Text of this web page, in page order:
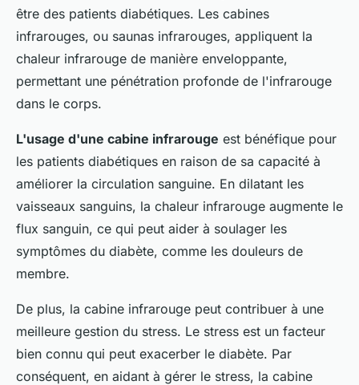
être des patients diabétiques. Les cabines
infrarouges, ou saunas infrarouges, appliquent la
chaleur infrarouge de manière enveloppante,
permettant une pénétration profonde de l'infrarouge
dans le corps.
L'usage d'une cabine infrarouge est bénéfique pour
les patients diabétiques en raison de sa capacité à
améliorer la circulation sanguine. En dilatant les
vaisseaux sanguins, la chaleur infrarouge augmente le
flux sanguin, ce qui peut aider à soulager les
symptômes du diabète, comme les douleurs de
membre.
De plus, la cabine infrarouge peut contribuer à une
meilleure gestion du stress. Le stress est un facteur
bien connu qui peut exacerber le diabète. Par
conséquent, en aidant à gérer le stress, la cabine